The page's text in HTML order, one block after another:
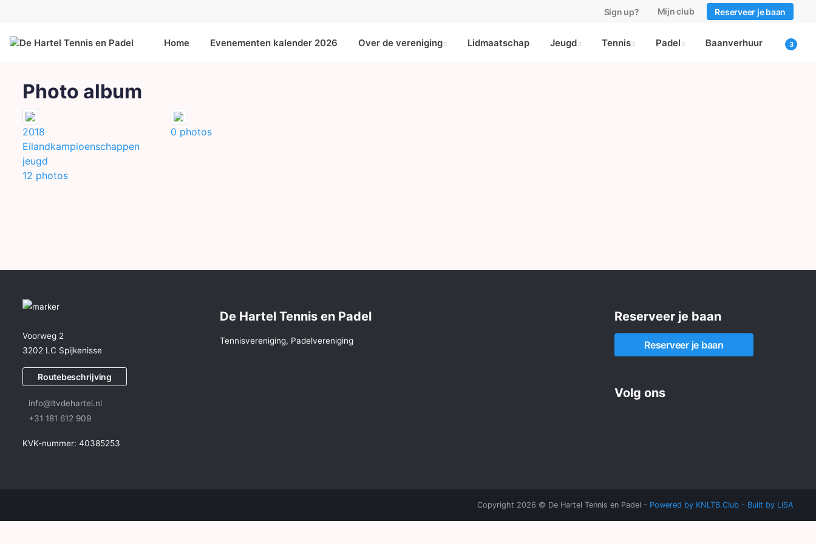
Sign up? Mijn club Reserveer je baan
Home Evenementen kalender 2026 Over de vereniging Lidmaatschap Jeugd Tennis Padel Baanverhuur
Photo album
2018
Eilandkampioenschappen
jeugd
12 photos
0 photos
Voorweg 2
3202 LC Spijkenisse
Routebeschrijving
info@ltvdehartel.nl
+31 181 612 909
KVK-nummer: 40385253
De Hartel Tennis en Padel
Tennisvereniging, Padelvereniging
Reserveer je baan
Reserveer je baan
Volg ons
Copyright 2026 © De Hartel Tennis en Padel - Powered by KNLTB.Club - Built by LISA